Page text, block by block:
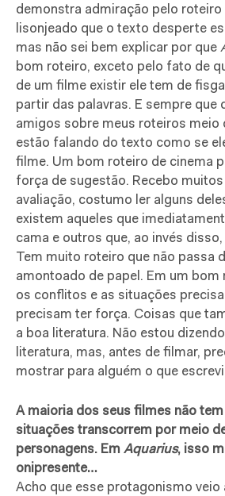
demonstra admiração pelo roteiro
lisonjeado que o texto desperte
mas não sei bem explicar por que
bom roteiro, exceto pelo fato de
de um filme existir ele tem de
partir das palavras. E sempre que
amigos sobre meus roteiros meio
estão falando do texto como se
filme. Um bom roteiro de cinema
força de sugestão. Recebo
avaliação, costumo ler alguns
existem aqueles que
cama e outros que, ao invés
Tem muito roteiro que não passa
amontoado de papel. Em um bom
os conflitos e as situações
precisam ter força. Coisas que
a boa literatura. Não estou
literatura, mas, antes de filmar,
mostrar para alguém o que
A maioria dos seus filmes não
situações trans­­correm por meio
personagens. Em Aquarius, isso
onipresente…
Acho que esse protagonismo veio